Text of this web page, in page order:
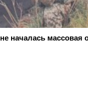
началась массовая